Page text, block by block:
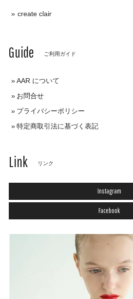
create clair
Guide ご利用ガイド
AAR について
お問合せ
プライバシーポリシー
特定商取引法に基づく表記
Link リンク
Instagram
Facebook